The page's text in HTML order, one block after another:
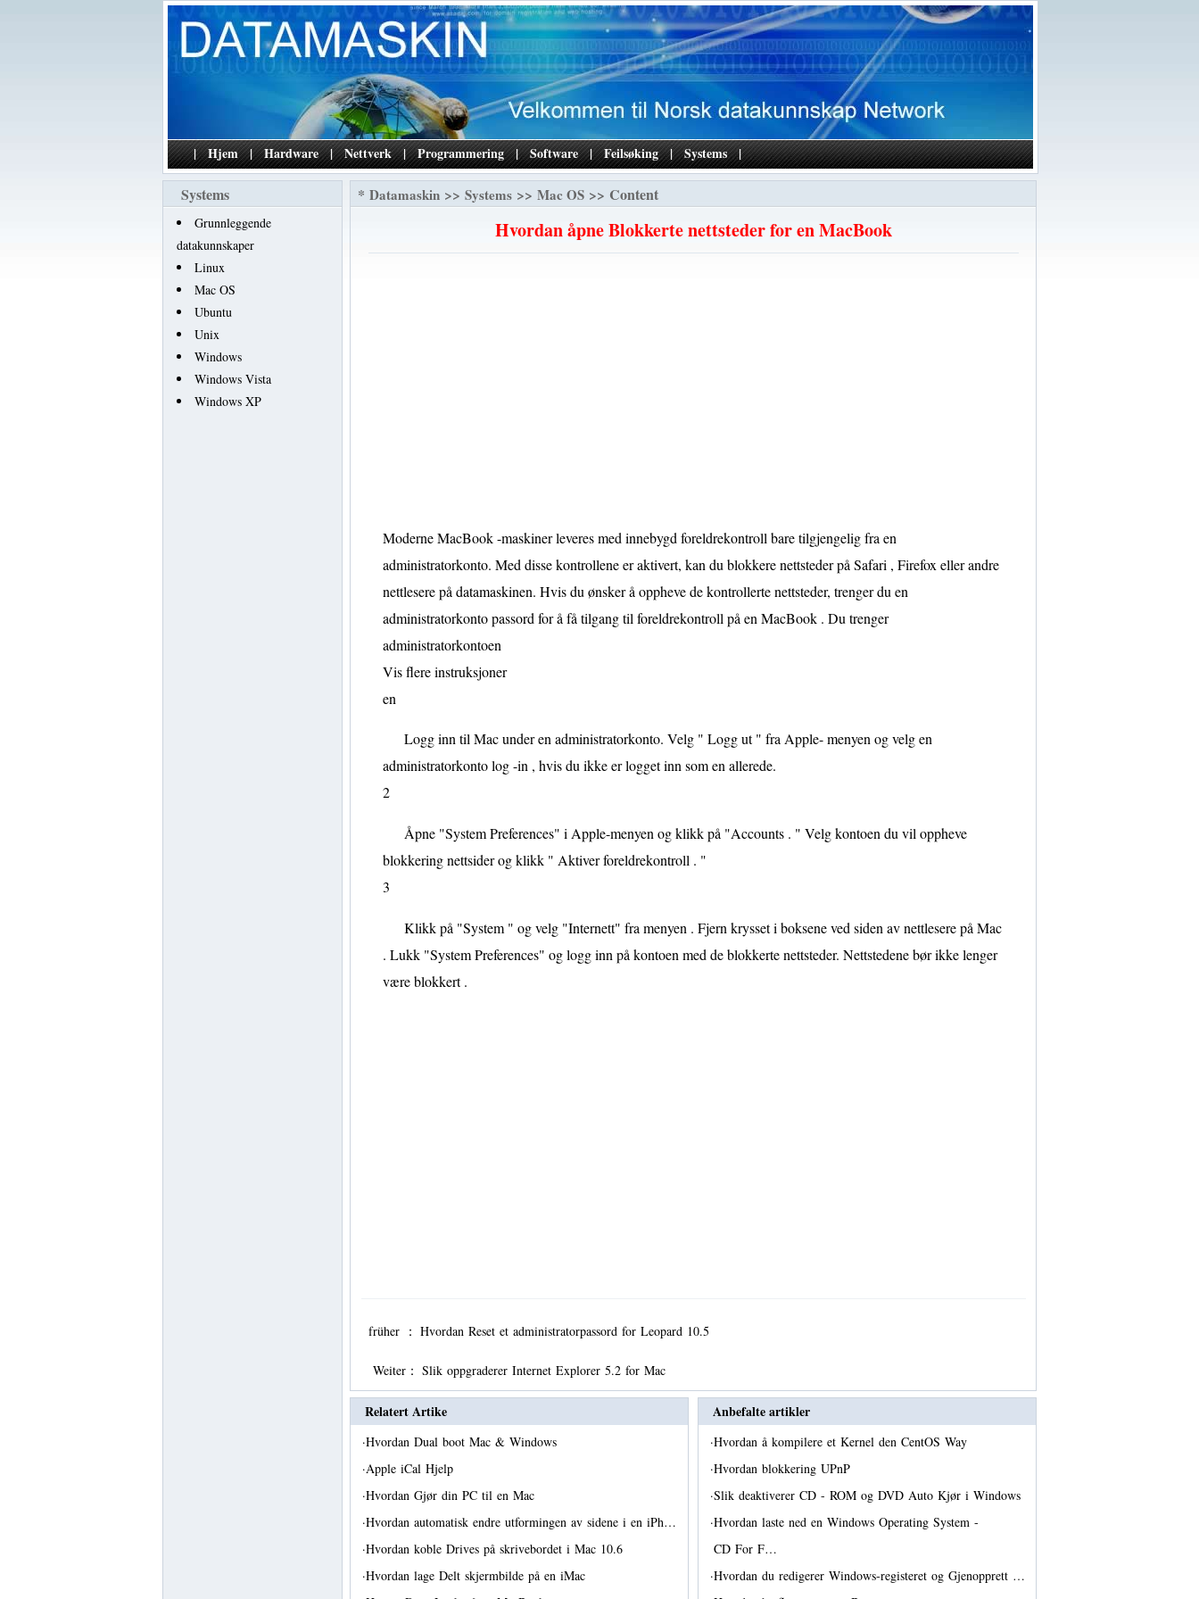
| Hjem | Hardware | Nettverk | Programmering | Software | Feilsøking | Systems |
Systems
Grunnleggende
datakunnskaper
Linux
Mac OS
Ubuntu
Unix
Windows
Windows Vista
Windows XP
* Datamaskin >> Systems >> Mac OS >> Content
Hvordan åpne Blokkerte nettsteder for en MacBook
Moderne MacBook -maskiner leveres med innebygd foreldrekontroll bare tilgjengelig fra en
administratorkonto. Med disse kontrollene er aktivert, kan du blokkere nettsteder på Safari , Firefox eller andre
nettlesere på datamaskinen. Hvis du ønsker å oppheve de kontrollerte nettsteder, trenger du en
administratorkonto passord for å få tilgang til foreldrekontroll på en MacBook . Du trenger
administratorkontoen
Vis flere instruksjoner
en
Logg inn til Mac under en administratorkonto. Velg " Logg ut " fra Apple- menyen og velg en
administratorkonto log -in , hvis du ikke er logget inn som en allerede.
2
Åpne "System Preferences" i Apple-menyen og klikk på "Accounts . " Velg kontoen du vil oppheve
blokkering nettsider og klikk " Aktiver foreldrekontroll . "
3
Klikk på "System " og velg "Internett" fra menyen . Fjern krysset i boksene ved siden av nettlesere på Mac
. Lukk "System Preferences" og logg inn på kontoen med de blokkerte nettsteder. Nettstedene bør ikke lenger
være blokkert .
früher ： Hvordan Reset et administratorpassord for Leopard 10.5
Weiter： Slik oppgraderer Internet Explorer 5.2 for Mac
Relatert Artike
·Hvordan Dual boot Mac & Windows
·Apple iCal Hjelp
·Hvordan Gjør din PC til en Mac
·Hvordan automatisk endre utformingen av sidene i en iPh…
·Hvordan koble Drives på skrivebordet i Mac 10.6
·Hvordan lage Delt skjermbilde på en iMac
Anbefalte artikler
·Hvordan å kompilere et Kernel den CentOS Way
·Hvordan blokkering UPnP
·Slik deaktiverer CD - ROM og DVD Auto Kjør i Windows
·Hvordan laste ned en Windows Operating System -
CD For F…
·Hvordan du redigerer Windows-registeret og Gjenopprett …